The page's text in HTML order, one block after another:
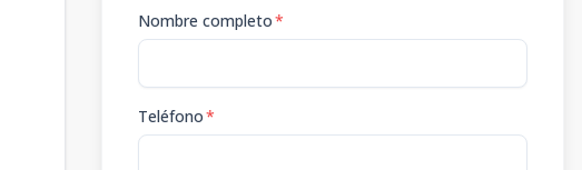
Nombre completo*
Teléfono*